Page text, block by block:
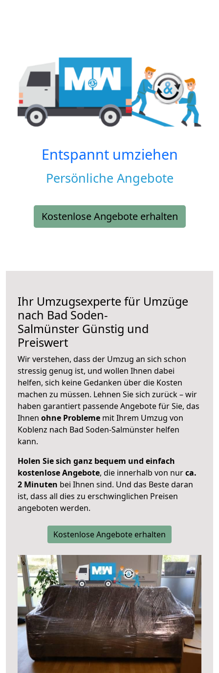
Entspannt umziehen
Persönliche Angebote
Kostenlose Angebote erhalten
Ihr Umzugsexperte für Umzüge
nach Bad Soden-
Salmünster Günstig und
Preiswert
Wir verstehen, dass der Umzug an sich schon
stressig genug ist, und wollen Ihnen dabei
helfen, sich keine Gedanken über die Kosten
machen zu müssen. Lehnen Sie sich zurück – wir
haben garantiert passende Angebote für Sie, das
Ihnen ohne Probleme mit Ihrem Umzug von
Koblenz nach Bad Soden-Salmünster helfen
kann.
Holen Sie sich ganz bequem und einfach
kostenlose Angebote, die innerhalb von nurca.
2 Minuten bei Ihnen sind. Und das Beste daran
ist, dass all dies zu erschwinglichen Preisen
angeboten werden.
Kostenlose Angebote erhalten